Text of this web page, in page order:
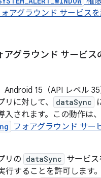
アグラウンド サービス
アグラウンド サービス
Android 15（API レベル
に対して、
dataSync
入されます。この動作は
フォアグラウンド サー
リの dataSync サービ
行することを許可します